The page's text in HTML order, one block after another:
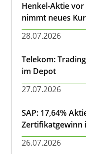
Henkel-Aktie
nimmt neues
28.07.2026
Telekom:
im Depot
27.07.2026
SAP: 17,64%
Zertifikatgewinn
26.07.2026